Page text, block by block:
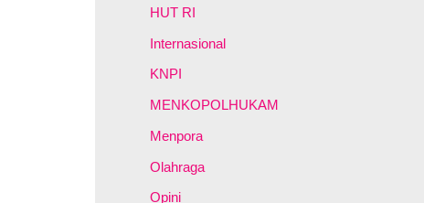
HUT RI
Internasional
KNPI
MENKOPOLHUKAM
Menpora
Olahraga
Opini